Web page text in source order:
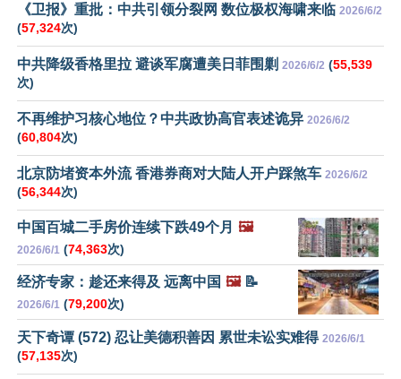
《卫报》重批：中共引领分裂网 数位极权海啸来临 2026/6/2
(57,324次)
中共降级香格里拉 避谈军腐遭美日菲围剿 2026/6/2 (55,539
次)
不再维护习核心地位？中共政协高官表述诡异 2026/6/2
(60,804次)
北京防堵资本外流 香港券商对大陆人开户踩煞车 2026/6/2
(56,344次)
中国百城二手房价连续下跌49个月 🖼️
2026/6/1 (74,363次)
经济专家：趁还来得及 远离中国 🖼️📝
2026/6/1 (79,200次)
天下奇谭 (572) 忍让美德积善因 累世未讼实难得 2026/6/1
(57,135次)